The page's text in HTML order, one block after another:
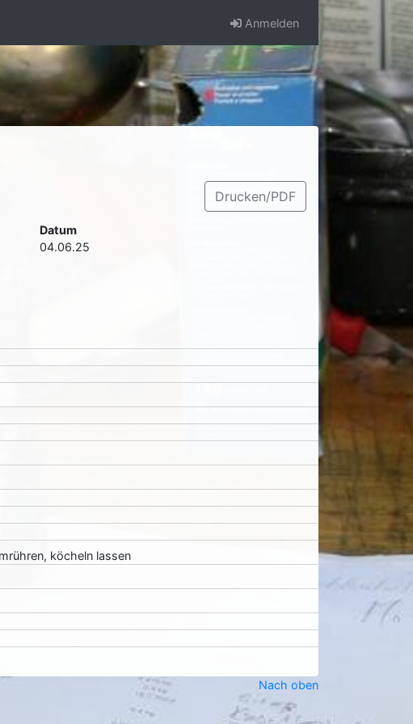
Anmelden
Drucken/PDF
Datum
04.06.25
köcheln lassen
Nach oben